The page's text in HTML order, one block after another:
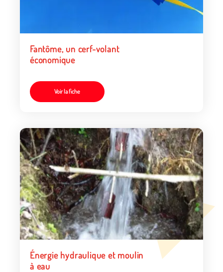
Fantôme, un cerf-volant
économique
Voir la fiche
Énergie hydraulique et moulin
à eau